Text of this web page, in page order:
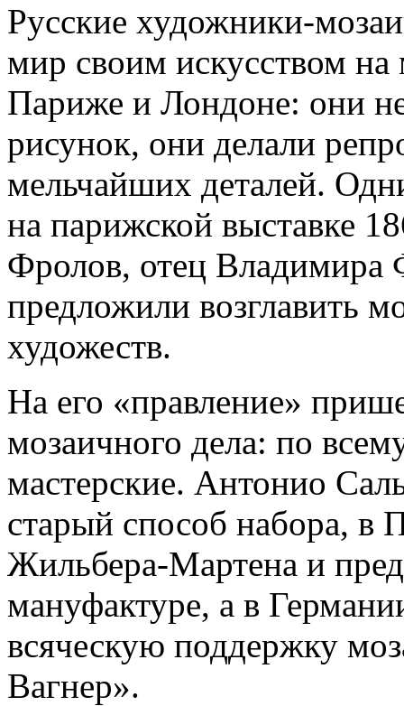
Русские художники-
мир своим искусством
Париже и Лондоне: они
рисунок, они делали
мельчайших деталей.
на парижской выставке
Фролов, отец Владимира
предложили возглавить
художеств.
На его «правление»
мозаичного дела: по
мастерские. Антонио
старый способ набора, в
Жильбера-Мартена и
мануфактуре, а в
всяческую поддержку
Вагнер».